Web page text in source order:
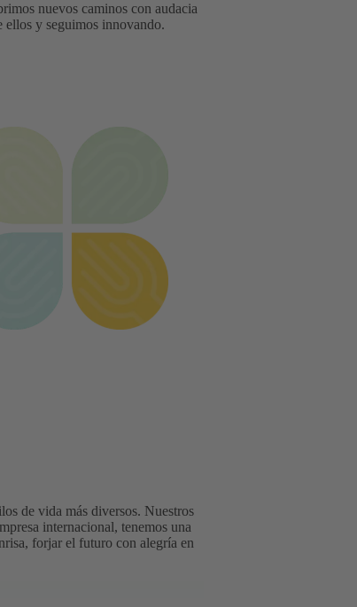
nuevos caminos con audacia
ellos y seguimos innovando.
de vida más diversos. Nuestros
internacional, tenemos una
forjar el futuro con alegría en